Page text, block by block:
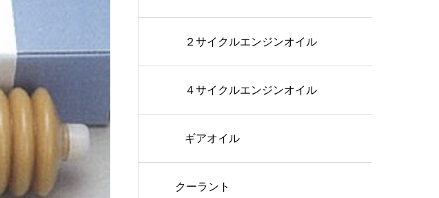
２サイクルエンジンオイル
４サイクルエンジンオイル
ギアオイル
クーラント